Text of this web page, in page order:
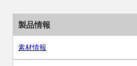
製品情報
素材情報